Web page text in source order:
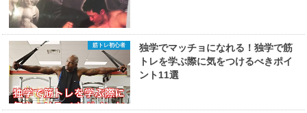
筋トレ初心者
独学でマッチョになれる！独学で筋
トレを学ぶ際に気をつけるべきポイ
ント11選